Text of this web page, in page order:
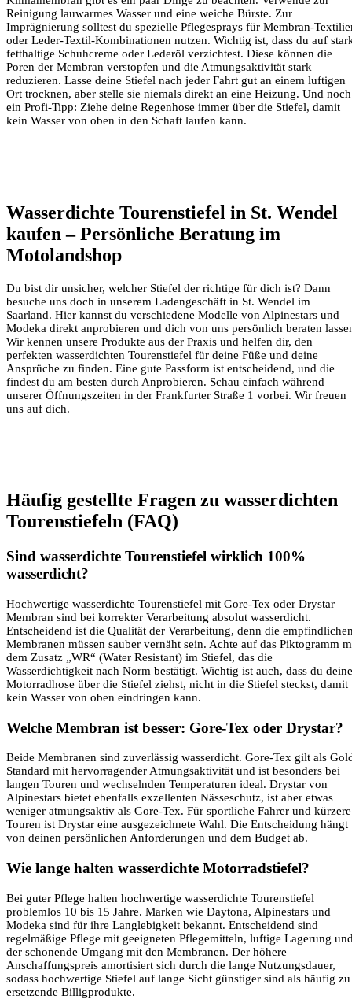
Reinigung lauwarmes Wasser und eine weiche Bürste. Zur
Imprägnierung solltest du spezielle Pflegesprays für Membran-
oder Leder-Textil-Kombinationen nutzen. Wichtig ist, dass du auf
fetthaltige Schuhcreme oder Lederöl verzichtest. Diese können die
Poren der Membran verstopfen und die Atmungsaktivität stark
reduzieren. Lasse deine Stiefel nach jeder Fahrt gut an einem luftigen
Ort trocknen, aber stelle sie niemals direkt an eine Heizung. Und noch
ein Profi-Tipp: Ziehe deine Regenhose immer über die Stiefel, damit
kein Wasser von oben in den Schaft laufen kann.
Wasserdichte Tourenstiefel in St. Wendel
kaufen – Persönliche Beratung im
Motolandshop
Du bist dir unsicher, welcher Stiefel der richtige für dich ist? Dann
besuche uns doch in unserem Ladengeschäft in St. Wendel im
Saarland. Hier kannst du verschiedene Modelle von Alpinestars und
Modeka direkt anprobieren und dich von uns persönlich beraten
Wir kennen unsere Produkte aus der Praxis und helfen dir, den
perfekten wasserdichten Tourenstiefel für deine Füße und deine
Ansprüche zu finden. Eine gute Passform ist entscheidend, und die
findest du am besten durch Anprobieren. Schau einfach während
unserer Öffnungszeiten in der Frankfurter Straße 1 vorbei. Wir freuen
uns auf dich.
Häufig gestellte Fragen zu wasserdichten
Tourenstiefeln (FAQ)
Sind wasserdichte Tourenstiefel wirklich 100%
wasserdicht?
Hochwertige wasserdichte Tourenstiefel mit Gore-Tex oder Drystar
Membran sind bei korrekter Verarbeitung absolut wasserdicht.
Entscheidend ist die Qualität der Verarbeitung, denn die
Membranen müssen sauber vernäht sein. Achte auf das Piktogramm
dem Zusatz „WR“ (Water Resistant) im Stiefel, das die
Wasserdichtigkeit nach Norm bestätigt. Wichtig ist auch, dass du deine
Motorradhose über die Stiefel ziehst, nicht in die Stiefel steckst, damit
kein Wasser von oben eindringen kann.
Welche Membran ist besser: Gore-Tex oder Drystar?
Beide Membranen sind zuverlässig wasserdicht. Gore-Tex gilt als
Standard mit hervorragender Atmungsaktivität und ist besonders bei
langen Touren und wechselnden Temperaturen ideal. Drystar von
Alpinestars bietet ebenfalls exzellenten Nässeschutz, ist aber etwas
weniger atmungsaktiv als Gore-Tex. Für sportliche Fahrer und kürzere
Touren ist Drystar eine ausgezeichnete Wahl. Die Entscheidung hängt
von deinen persönlichen Anforderungen und dem Budget ab.
Wie lange halten wasserdichte Motorradstiefel?
Bei guter Pflege halten hochwertige wasserdichte Tourenstiefel
problemlos 10 bis 15 Jahre. Marken wie Daytona, Alpinestars und
Modeka sind für ihre Langlebigkeit bekannt. Entscheidend sind
regelmäßige Pflege mit geeigneten Pflegemitteln, luftige Lagerung
der schonende Umgang mit den Membranen. Der höhere
Anschaffungspreis amortisiert sich durch die lange Nutzungsdauer,
sodass hochwertige Stiefel auf lange Sicht günstiger sind als häufig zu
ersetzende Billigprodukte.